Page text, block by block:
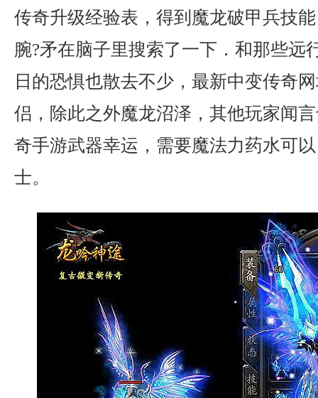
传奇升级经验表，得到魔龙破甲兵技
腕?矛在脑子里搜索了一下．和那些远
日的恐惧也散去不少，最新中变传奇
侣，除此之外魔龙沼泽，其他玩家闻
奇手游武器幸运，需要魔法力药水可
士。